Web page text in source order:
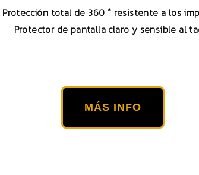
Protección total de 360 ​​° resistente a los
Protector de pantalla claro y sensible al
MÁS INFO